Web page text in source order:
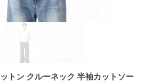
トン クルーネック 半袖カットソー